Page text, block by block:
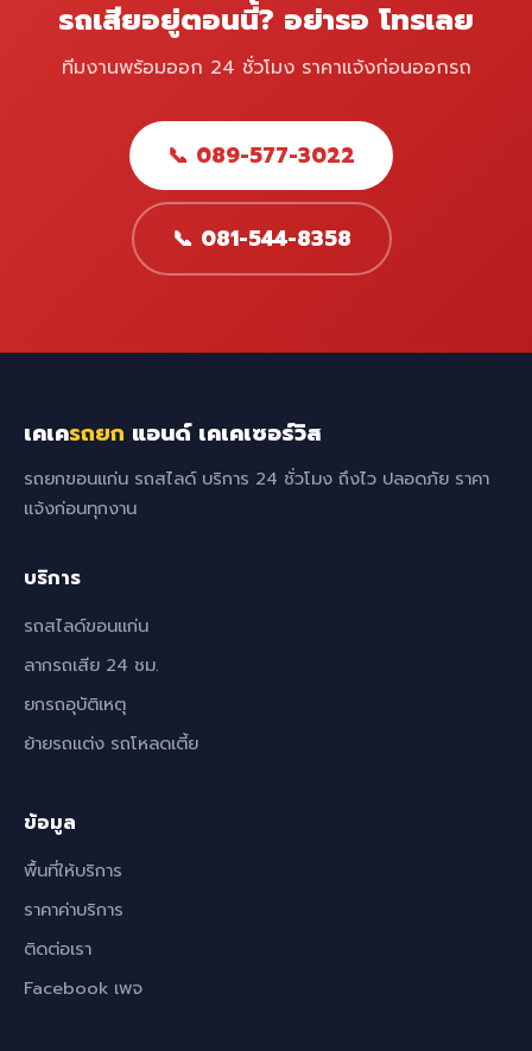
รถเสียอยู่ตอนนี้? อย่ารอ โทรเลย
ทีมงานพร้อมออก 24 ชั่วโมง ราคาแจ้งก่อนออกรถ
📞 089-577-3022
📞 081-544-8358
เคเครถยก แอนด์ เคเคเซอร์วิส
รถยกขอนแก่น รถสไลด์ บริการ 24 ชั่วโมง ถึงไว ปลอดภัย ราคา
แจ้งก่อนทุกงาน
บริการ
รถสไลด์ขอนแก่น
ลากรถเสีย 24 ชม.
ยกรถอุบัติเหตุ
ย้ายรถแต่ง รถโหลดเตี้ย
ข้อมูล
พื้นที่ให้บริการ
ราคาค่าบริการ
ติดต่อเรา
Facebook เพจ